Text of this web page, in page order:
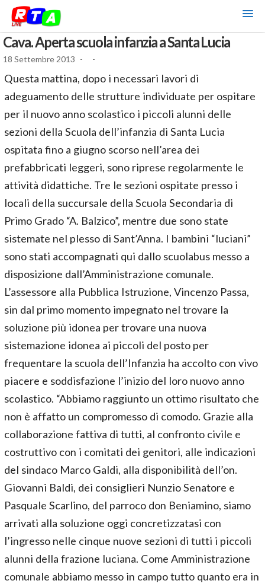
Cava. Aperta scuola infanzia a Santa Lucia
18 Settembre 2013 - -
Questa mattina, dopo i necessari lavori di
adeguamento delle strutture individuate per ospitare
per il nuovo anno scolastico i piccoli alunni delle
sezioni della Scuola dell’infanzia di Santa Lucia
ospitata fino a giugno scorso nell’area dei
prefabbricati leggeri, sono riprese regolarmente le
attività didattiche. Tre le sezioni ospitate presso i
locali della succursale della Scuola Secondaria di
Primo Grado “A. Balzico”, mentre due sono state
sistemate nel plesso di Sant’Anna. I bambini “luciani”
sono stati accompagnati qui dallo scuolabus messo a
disposizione dall’Amministrazione comunale.
L’assessore alla Pubblica Istruzione, Vincenzo Passa,
sin dal primo momento impegnato nel trovare la
soluzione più idonea per trovare una nuova
sistemazione idonea ai piccoli del posto per
frequentare la scuola dell’Infanzia ha accolto con vivo
piacere e soddisfazione l’inizio del loro nuovo anno
scolastico. “Abbiamo raggiunto un ottimo risultato che
non è affatto un compromesso di comodo. Grazie alla
collaborazione fattiva di tutti, al confronto civile e
costruttivo con i comitati dei genitori, alle indicazioni
del sindaco Marco Galdi, alla disponibilità dell’on.
Giovanni Baldi, dei consiglieri Nunzio Senatore e
Pasquale Scarlino, del parroco don Beniamino, siamo
arrivati alla soluzione oggi concretizzatasi con
l’ingresso nelle cinque nuove sezioni di tutti i piccoli
alunni della frazione luciana. Come Amministrazione
comunale abbiamo messo in campo tutto quanto era in